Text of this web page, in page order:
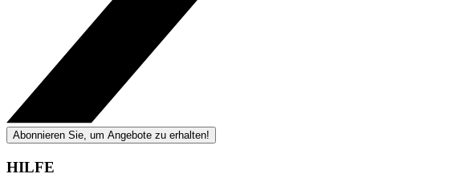
Abonnieren Sie, um Angebote zu erhalten!
HILFE